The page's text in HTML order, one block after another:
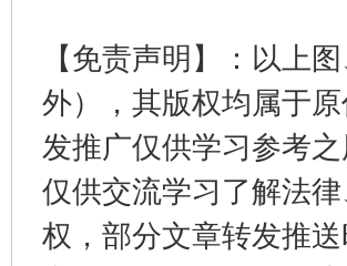
【免责声明】：以上
外），其版权均属于
发推广仅供学习参考
仅供交流学习了解法
权，部分文章转发推
东山县通报“牛蛙产品抗生素超标问题”